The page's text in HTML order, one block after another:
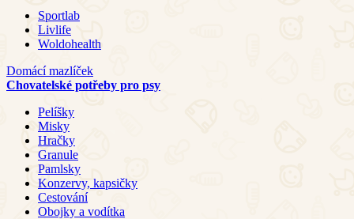
Sportlab
Livlife
Woldohealth
Domácí mazlíček
Chovatelské potřeby pro psy
Pelíšky
Misky
Hračky
Granule
Pamlsky
Konzervy, kapsičky
Cestování
Obojky a vodítka